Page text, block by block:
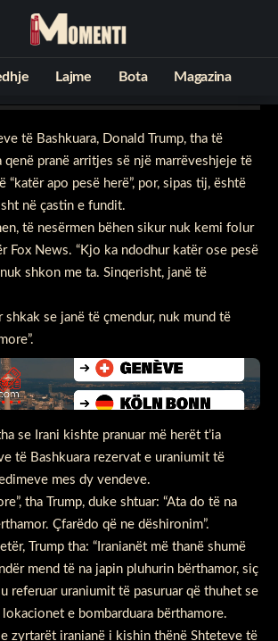
Lajme Bota Magazina
se Irani ka qenë afër
“katër apo pesë herë”
të Bashkuara, Donald Trump, tha të
qenë pranë arritjes së një marrëveshjeje të
“katër apo pesë herë”, por, sipas tij, është
në çastin e fundit.
të nesërmen bëhen sikur nuk kemi folur
Fox News. “Kjo ka ndodhur katër ose pesë
shkon me ta. Sinqerisht, janë të
shkak se janë të çmendur, nuk mund të
se Irani kishte pranuar më herët t’ia
të Bashkuara rezervat e uraniumit të
mes dy vendeve.
tha Trump, duke shtuar: “Ata do të na
Çfarëdo që ne dëshironim”.
Trump tha: “Iranianët më thanë shumë
mend të na japin pluhurin bërthamor, siç
referuar uraniumit të pasuruar që thuhet se
e bombarduara bërthamore.
zyrtarët iranianë i kishin thënë Shteteve të